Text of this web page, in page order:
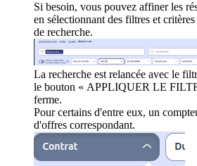
Si besoin, vous pouvez affiner les
en sélectionnant des filtres et
de recherche.
La recherche est relancée avec le
le bouton « APPLIQUER LE
ferme.
Pour certains d'entre eux, un
d'offres correspondant.